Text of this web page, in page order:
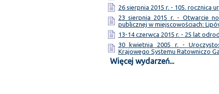
26 sierpnia 2015 r. - 105. rocznica
23 sierpnia 2015 r. - Otwarcie
publicznej w miejscowościach:
13-14 czerwca 2015 r. - 25 lat
30 kwietnia 2005 r. -
Krajowego Systemu Ratowniczo
Więcej wydarzeń...